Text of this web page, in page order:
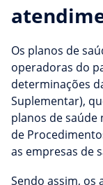
Os planos de
operadoras do
determinações
Suplementar),
planos de saúde
de
as empresas de
Sendo assim, os